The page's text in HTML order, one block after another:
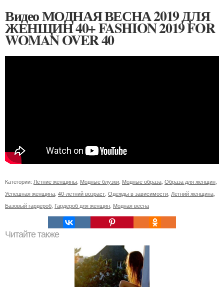
Видео МОДНАЯ ВЕСНА 2019 ДЛЯ
ЖЕНЩИН 40+ FASHION 2019 FOR
WOMAN OVER 40
Категории: Летние женщины Модные блузки Модные образа Образа для женщин
Успешная женщина 40-летний возраст Одежды в зависимости Летний женщина
Базовый гардероб Гардероб для женщин Модная весна
Читайте также